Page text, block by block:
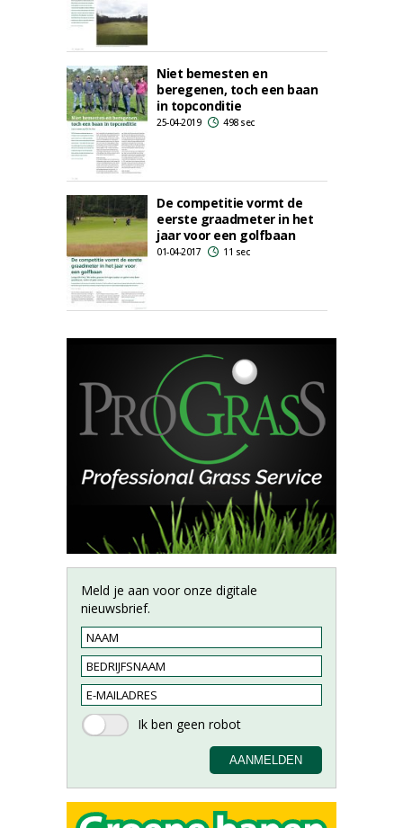
Niet bemesten en
beregenen, toch een baan
in topconditie
25-04-2019 498 sec
De competitie vormt de
eerste graadmeter in het
jaar voor een golfbaan
01-04-2017 11 sec
Meld je aan voor onze digitale
nieuwsbrief.